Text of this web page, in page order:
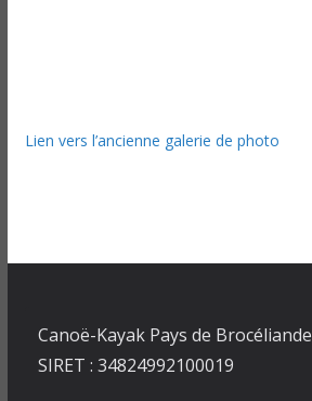
Lien vers l’ancienne galerie de photo
Canoë-Kayak Pays de Brocéliande
SIRET : 34824992100019